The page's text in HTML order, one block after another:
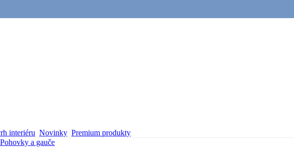
interiéru Novinky Premium produkty
Pohovky a gauče